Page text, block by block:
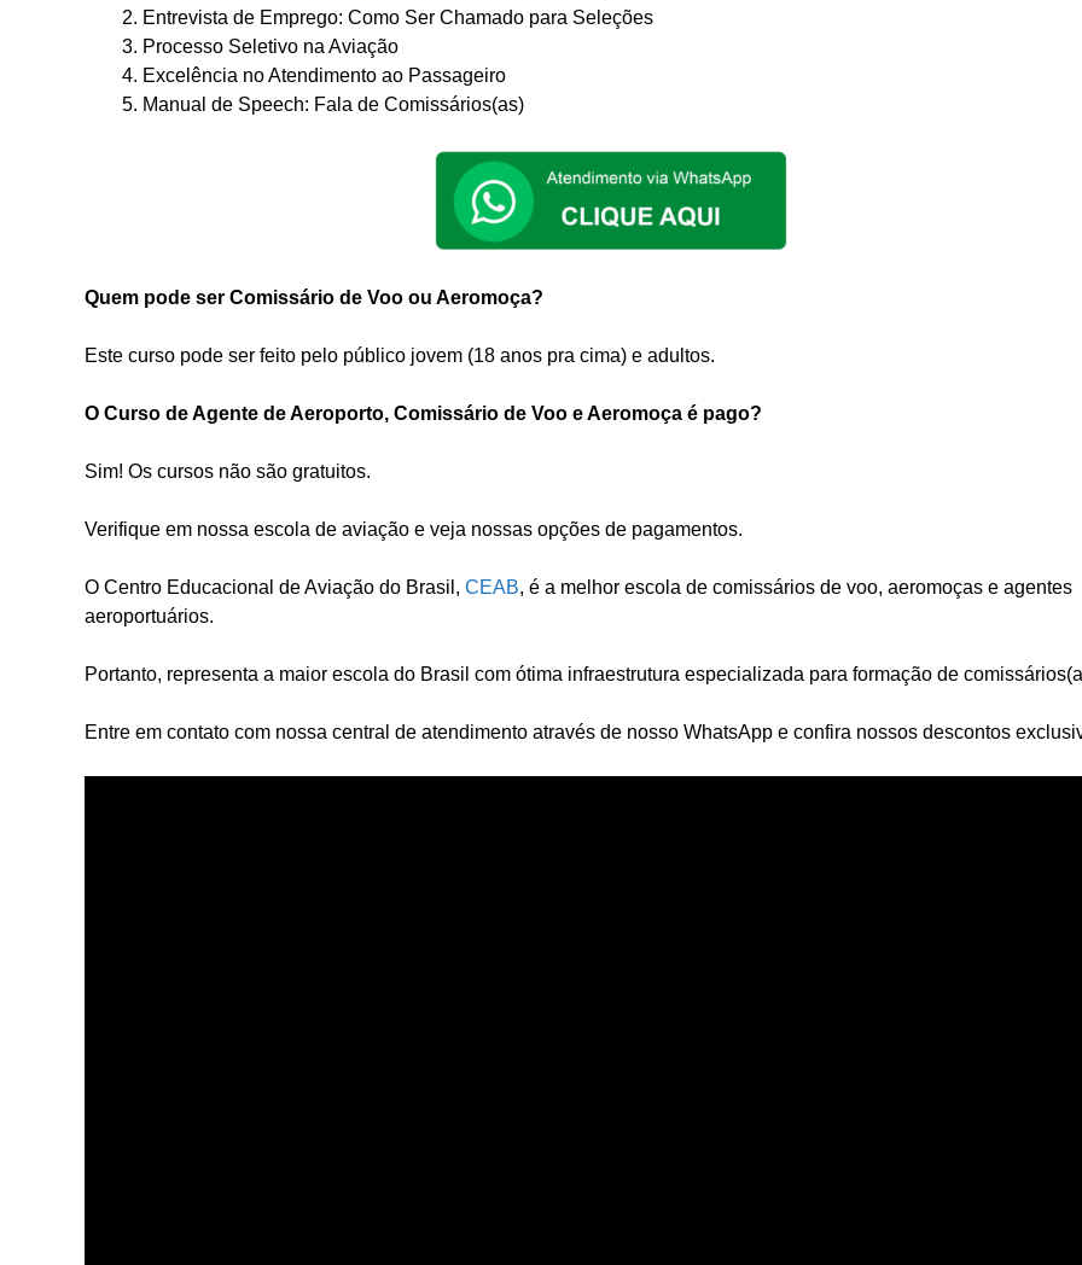
Entrevista de Emprego: Como Ser Chamado para Seleções
Processo Seletivo na Aviação
Excelência no Atendimento ao Passageiro
Manual de Speech: Fala de Comissários(as)
Quem pode ser Comissário de Voo ou Aeromoça?
Este curso pode ser feito pelo público jovem (18 anos pra cima) e adultos.
O Curso de Agente de Aeroporto, Comissário de Voo e Aeromoça é pago?
Sim! Os cursos não são gratuitos.
Verifique em nossa escola de aviação e veja nossas opções de pagamentos.
O Centro Educacional de Aviação do Brasil, CEAB, é a melhor escola de comissários de voo, aeromoças e agentes
aeroportuários.
Portanto, representa a maior escola do Brasil com ótima infraestrutura especializada para formação de
Entre em contato com nossa central de atendimento através de nosso WhatsApp e confira nossos descontos